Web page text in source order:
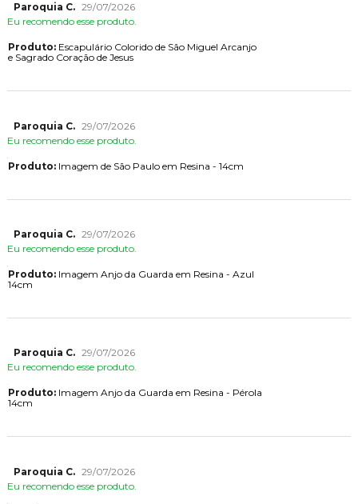
Paroquia C. 29/07/2026
Eu recomendo esse produto.
Produto:Escapulário Colorido de São Miguel Arcanjo
e Sagrado Coração de Jesus
Paroquia C. 29/07/2026
Eu recomendo esse produto.
Produto:Imagem de São Paulo em Resina - 14cm
Paroquia C. 29/07/2026
Eu recomendo esse produto.
Produto:Imagem Anjo da Guarda em Resina - Azul
14cm
Paroquia C. 29/07/2026
Eu recomendo esse produto.
Produto:Imagem Anjo da Guarda em Resina - Pérola
14cm
Paroquia C. 29/07/2026
Eu recomendo esse produto.